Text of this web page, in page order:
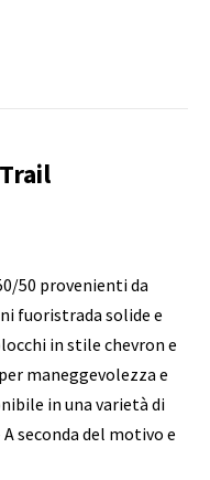
50 provenienti da
fuoristrada solide e
in stile chevron e
maneggevolezza e
in una varietà di
seconda del motivo e